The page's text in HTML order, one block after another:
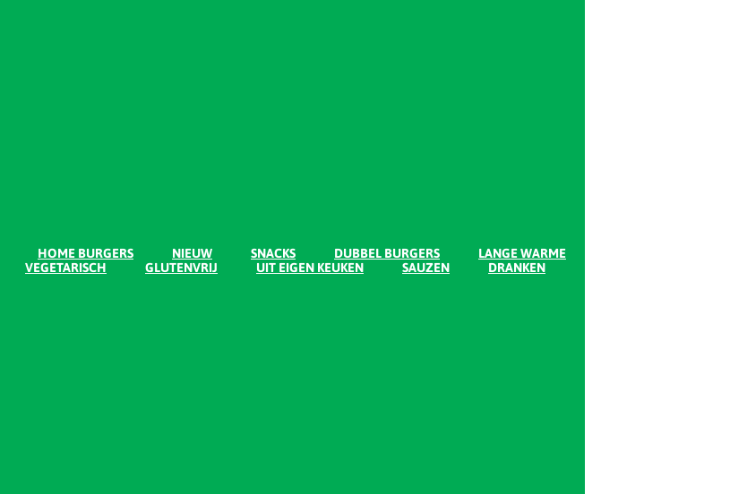
HOME BURGERS NIEUW SNACKS DUBBEL BURGERS
LANGE WARME
VEGETARISCH GLUTENVRIJ UIT EIGEN KEUKEN SAUZEN DRANKEN